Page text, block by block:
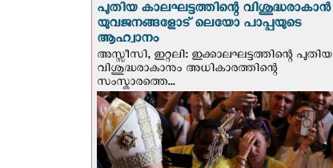
പുതിയ കാലഘട്ടത്തിന്റെ വിശുദ്ധരാകാന്‍
യുവജനങ്ങളോട് ലെയോ പാപ്പയുടെ
ആഹ്വാനം
അസ്സീസി, ഇറ്റലി: ഇക്കാലഘട്ടത്തിന്റെ പുതിയ
വിശുദ്ധരാകാനും അധികാരത്തിന്റെ
സംസ്കാരത്തെ...